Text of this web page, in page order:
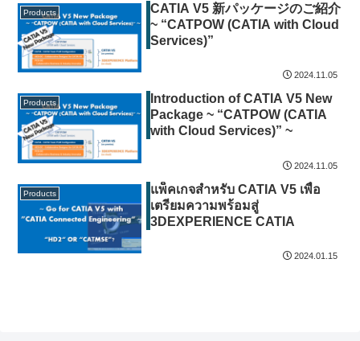
Products
CATIA V5 新パッケージのご紹介
~ “CATPOW (CATIA with Cloud
Services)”
2024.11.05
Products
Introduction of CATIA V5 New
Package ~ “CATPOW (CATIA
with Cloud Services)” ~
2024.11.05
Products
แพ็คเกจสำหรับ CATIA V5 เพื่อ
เตรียมความพร้อมสู่
3DEXPERIENCE CATIA
2024.01.15